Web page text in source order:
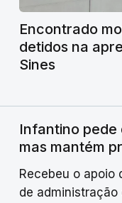
Encontrado
detidos na
Sines
Infantino pede
mas mantém
Recebeu o apoio
de administração